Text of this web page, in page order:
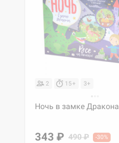
2 15+ 3+
Ночь в замке Дракона
343 ₽ 490 ₽ -30%